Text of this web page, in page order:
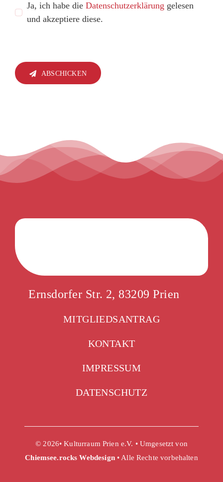
Ja, ich habe dieDatenschutzerklärung gelesen
und akzeptiere diese.
ABSCHICKEN
Ernsdorfer Str. 2, 83209 Prien
MITGLIEDSANTRAG
KONTAKT
IMPRESSUM
DATENSCHUTZ
© 2026• Kulturraum Prien e.V. • Umgesetzt von
Chiemsee.rocks Webdesign• Alle Rechte vorbehalten